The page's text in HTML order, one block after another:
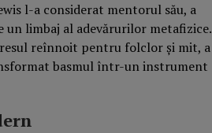
l-a considerat mentorul său, a
limbaj al adevărurilor metafizice.
reînnoit pentru folclor și mit, a
basmul într-un instrument